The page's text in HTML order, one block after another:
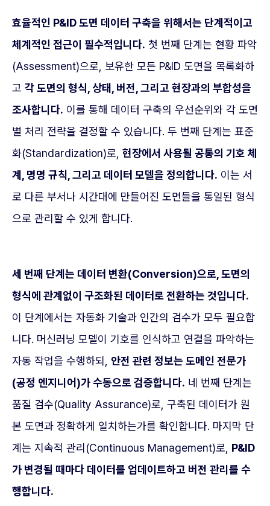
효율적인 P&ID 도면 데이터 구축을 위해서는 단계적이고
체계적인 접근이 필수적입니다. 첫 번째 단계는 현황 파악
(Assessment)으로, 보유한 모든 P&ID 도면을 목록화하
고 각 도면의 형식, 상태, 버전, 그리고 현장과의 부합성을
조사합니다. 이를 통해 데이터 구축의 우선순위와 각 도면
별 처리 전략을 결정할 수 있습니다. 두 번째 단계는 표준
화(Standardization)로, 현장에서 사용될 공통의 기호 체
계, 명명 규칙, 그리고 데이터 모델을 정의합니다. 이는 서
로 다른 부서나 시간대에 만들어진 도면들을 통일된 형식
으로 관리할 수 있게 합니다.
세 번째 단계는 데이터 변환(Conversion)으로, 도면의
형식에 관계없이 구조화된 데이터로 전환하는 것입니다.
이 단계에서는 자동화 기술과 인간의 검수가 모두 필요합
니다. 머신러닝 모델이 기호를 인식하고 연결을 파악하는
자동 작업을 수행하되, 안전 관련 정보는 도메인 전문가
(공정 엔지니어)가 수동으로 검증합니다. 네 번째 단계는
품질 검수(Quality Assurance)로, 구축된 데이터가 원
본 도면과 정확하게 일치하는가를 확인합니다. 마지막 단
계는 지속적 관리(Continuous Management)로, P&ID
가 변경될 때마다 데이터를 업데이트하고 버전 관리를 수
행합니다.